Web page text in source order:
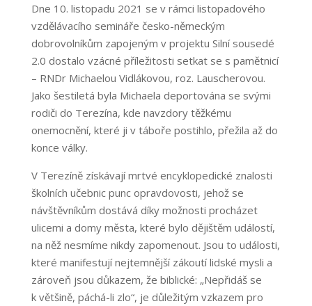
Dne 10. listopadu 2021 se v rámci listopadového
vzdělávacího semináře česko-německým
dobrovolníkům zapojeným v projektu Silní sousedé
2.0 dostalo vzácné příležitosti setkat se s pamětnicí
– RNDr Michaelou Vidlákovou, roz. Lauscherovou.
Jako šestiletá byla Michaela deportována se svými
rodiči do Terezína, kde navzdory těžkému
onemocnění, které ji v táboře postihlo, přežila až do
konce války.
V Terezíně získávají mrtvé encyklopedické znalosti
školních učebnic punc opravdovosti, jehož se
návštěvníkům dostává díky možnosti procházet
ulicemi a domy města, které bylo dějištěm událostí,
na něž nesmíme nikdy zapomenout. Jsou to události,
které manifestují nejtemnější zákoutí lidské mysli a
zároveň jsou důkazem, že biblické: „Nepřidáš se
k většině, páchá-li zlo“, je důležitým vzkazem pro